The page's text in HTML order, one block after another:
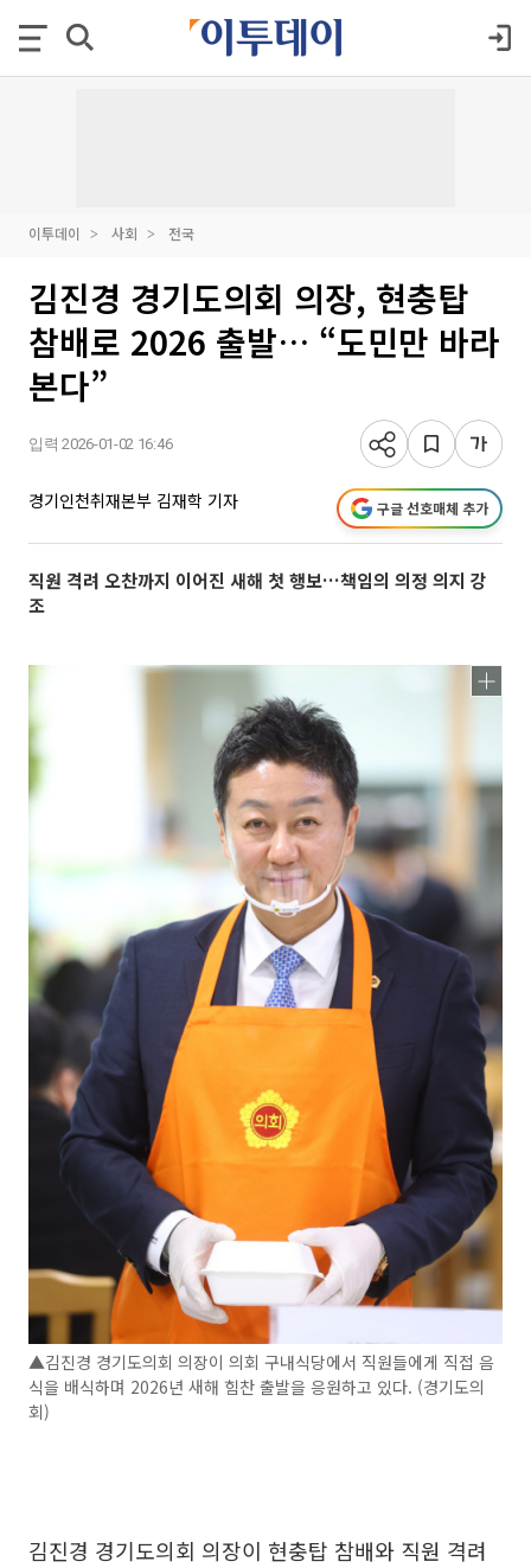
이투데이 사회 전국
김진경 경기도의회 의장, 현충탑
참배로 2026 출발… “도민만 바라
본다”
입력 2026-01-02 16:46
경기인천취재본부 김재학 기자 구글 선호매체 추가
직원 격려 오찬까지 이어진 새해 첫 행보…책임의 의정 의지 강
조
▲김진경 경기도의회 의장이 의회 구내식당에서 직원들에게 직접 음
식을 배식하며 2026년 새해 힘찬 출발을 응원하고 있다. (경기도의
회)
김진경 경기도의회 의장이 현충탑 참배와 직원 격려